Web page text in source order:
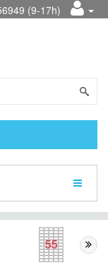
(9-17h)